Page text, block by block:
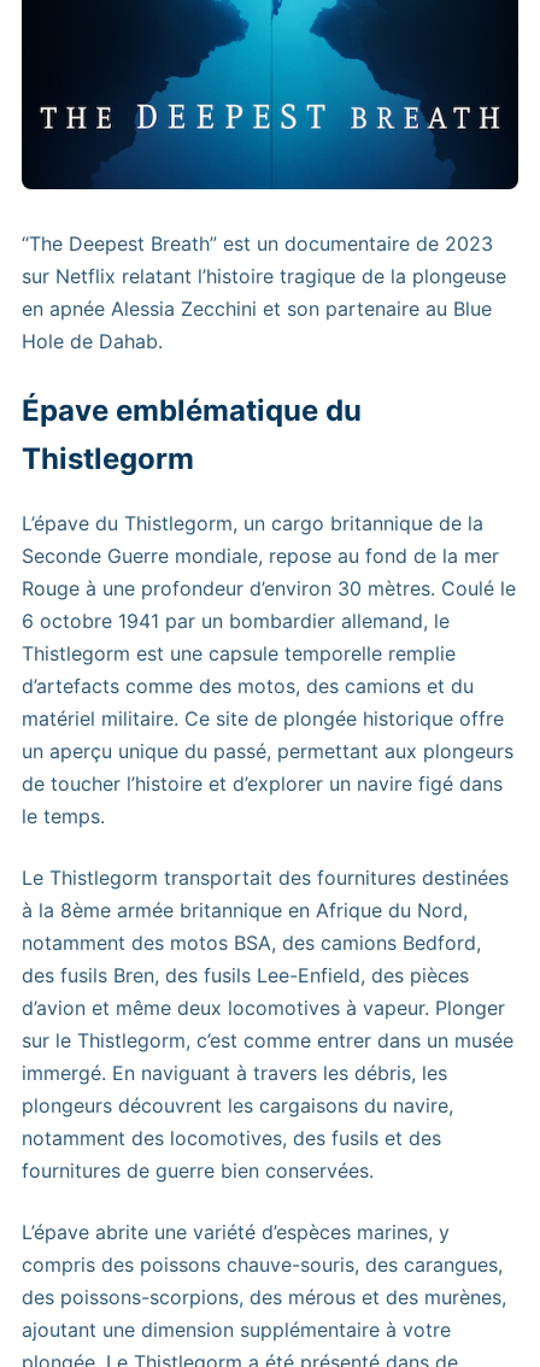
“The Deepest Breath” est un documentaire de 2023
sur Netflix relatant l’histoire tragique de la plongeuse
en apnée Alessia Zecchini et son partenaire au Blue
Hole de Dahab.
Épave emblématique du
Thistlegorm
L’épave du Thistlegorm, un cargo britannique de la
Seconde Guerre mondiale, repose au fond de la mer
Rouge à une profondeur d’environ 30 mètres. Coulé le
6 octobre 1941 par un bombardier allemand, le
Thistlegorm est une capsule temporelle remplie
d’artefacts comme des motos, des camions et du
matériel militaire. Ce site de plongée historique offre
un aperçu unique du passé, permettant aux plongeurs
de toucher l’histoire et d’explorer un navire figé dans
le temps.
Le Thistlegorm transportait des fournitures destinées
à la 8ème armée britannique en Afrique du Nord,
notamment des motos BSA, des camions Bedford,
des fusils Bren, des fusils Lee-Enfield, des pièces
d’avion et même deux locomotives à vapeur. Plonger
sur le Thistlegorm, c’est comme entrer dans un musée
immergé. En naviguant à travers les débris, les
plongeurs découvrent les cargaisons du navire,
notamment des locomotives, des fusils et des
fournitures de guerre bien conservées.
L’épave abrite une variété d’espèces marines, y
compris des poissons chauve-souris, des carangues,
des poissons-scorpions, des mérous et des murènes,
ajoutant une dimension supplémentaire à votre
plongée. Le Thistlegorm a été présenté dans de